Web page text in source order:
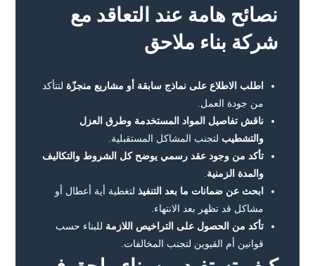
نصائح هامة عند التعاقد مع
شركة بناء ملاحق
اطلب الاطلاع على نماذج سابقة أو مشاريع منجزّة لتتأكد
من جودة العمل.
ناقش تفاصيل المواد المستخدمة وطرق العزل
والتشطيب لتجنب المشاكل المستقبلية.
تأكد من وجود عقد رسمي يوضح كل الشروط والتكاليف
والمدة الزمنية.
ابحث عن ضمانات ما بعد التنفيذ لتغطية أية أعطال أو
مشاكل قد تظهر بعد الانتهاء.
تأكد من الحصول على التراخيص اللازمة للبناء حسب
قوانين أم القيوين لتجنب المخالفات.